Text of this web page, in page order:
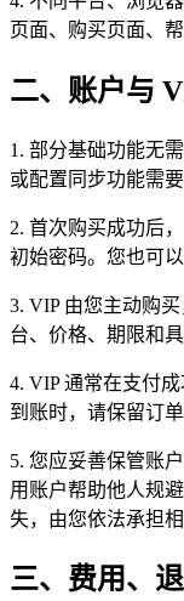
页面、购买页面、
二、账户与
1. 部分基础功能无
或配置同步功能需
2. 首次购买成功后
初始密码。您也可
3. VIP 由您主动购
台、价格、期限和
4. VIP 通常在支付
到账时，请保留订
5. 您应妥善保管账
用账户帮助他人规
失，由您依法承担相
三、费用、